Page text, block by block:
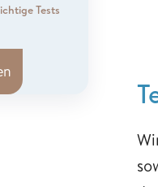
Tests